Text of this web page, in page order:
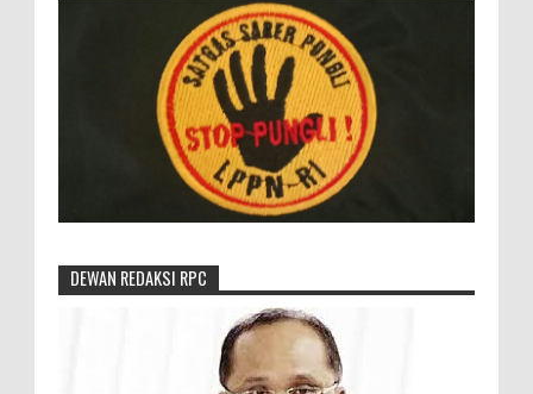
DEWAN REDAKSI RPC